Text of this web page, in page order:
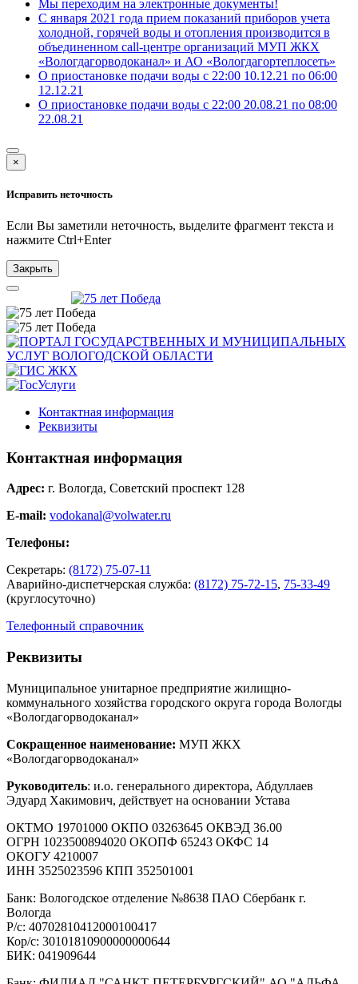
Мы переходим на электронные документы!
С января 2021 года прием показаний приборов учета
холодной, горячей воды и отопления производится в
объединенном call-центре организаций МУП ЖКХ
«Вологдагорводоканал» и АО «Вологдагортеплосеть»
О приостановке подачи воды с 22:00 10.12.21 по 06:00
12.12.21
О приостановке подачи воды с 22:00 20.08.21 по 08:00
22.08.21
×
Исправить неточность
Если Вы заметили неточность, выделите фрагмент текста и
нажмите Ctrl+Enter
Закрыть
Контактная информация
Реквизиты
Контактная информация
Адрес: г. Вологда, Советский проспект 128
E-mail: vodokanal@volwater.ru
Телефоны:
Секретарь: (8172) 75-07-11
Аварийно-диспетчерская служба: (8172) 75-72-15, 75-33-49
(круглосуточно)
Телефонный справочник
Реквизиты
Муниципальное унитарное предприятие жилищно-
коммунального хозяйства городского округа города Вологды
«Вологдагорводоканал»
Сокращенное наименование: МУП ЖКХ
«Вологдагорводоканал»
Руководитель: и.о. генерального директора, Абдуллаев
Эдуард Хакимович, действует на основании Устава
ОКТМО 19701000 ОКПО 03263645 ОКВЭД 36.00
ОГРН 1023500894020 ОКОПФ 65243 ОКФС 14
ОКОГУ 4210007
ИНН 3525023596 КПП 352501001
Банк: Вологодское отделение №8638 ПАО Сбербанк г.
Вологда
Р/с: 40702810412000100417
Кор/с: 30101810900000000644
БИК: 041909644